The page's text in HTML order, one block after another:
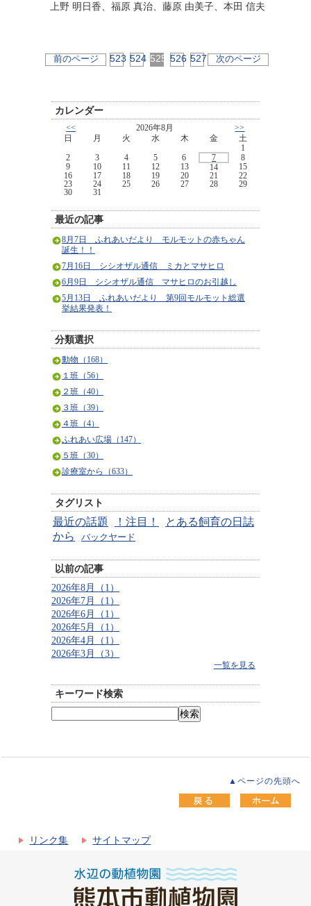
上野 明日香、福原 真治、藤原 由美子、本田 信夫
前のページ 523 524 525 526 527 次のページ
カレンダー
<< 2026年8月
>>
日
月 火 水 木 金
土
1
2
3 4 5 6 7
8
9
10 11 12 13 14
15
16
17 18 19 20 21
22
23
24 25 26 27 28
29
30
31
最近の記事
8月7日 ふれあいだより モルモットの赤ちゃん
誕生！！
7月16日 シシオザル通信 ミカとマサヒロ
6月9日 シシオザル通信 マサヒロのお引越し
5月13日 ふれあいだより 第9回モルモット総選
挙結果発表！
分類選択
動物（168）
１班（56）
２班（40）
３班（39）
４班（4）
ふれあい広場（147）
５班（30）
診療室から（633）
タグリスト
最近の話題 ！注目！
とある飼育の日誌
から
バックヤード
以前の記事
2026年8月（1）
2026年7月（1）
2026年6月（1）
2026年5月（1）
2026年4月（1）
2026年3月（3）
一覧を見る
キーワード検索
▲ページの先頭へ
リンク集 サイトマップ